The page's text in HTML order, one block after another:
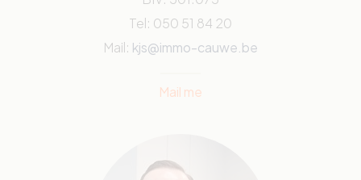
Tel: 050 51 84 20
Mail: kjs@immo-cauwe.be
Mail me